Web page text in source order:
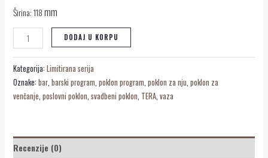
Širina: 118mm
DODAJ U KORPU
Kategorija: Limitirana serija
Oznake: bar, barski program poklon program poklon za nju poklon za
venčanje poslovni poklon svadbeni poklon TERA, vaza
Recenzije (0)